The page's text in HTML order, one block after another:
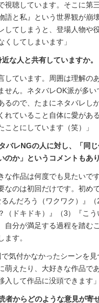
視聴しています。そこに第
語と私』という世界観が崩
してしまうと、登場人物や
くしてしまいます」
な人と共有していますか。
しています。周囲は理解の
せん。ネタバレOK派が多
るので、たまにネタバレし
れていること自体に愛があ
ことにしています（笑）」
バレNGの人に対し、「同
のか」というコメントもあ
な作品は何度でも見たいで
なのは初回だけです。初め
んだろう（ワクワク）』（
（ドキドキ）』（3）『こう
自分が満足する過程を踏む
ます。
気付かなかったシーンを
萌えたり、大好きな作品で
入して作品に没頭できます」
者からどのような意見が寄